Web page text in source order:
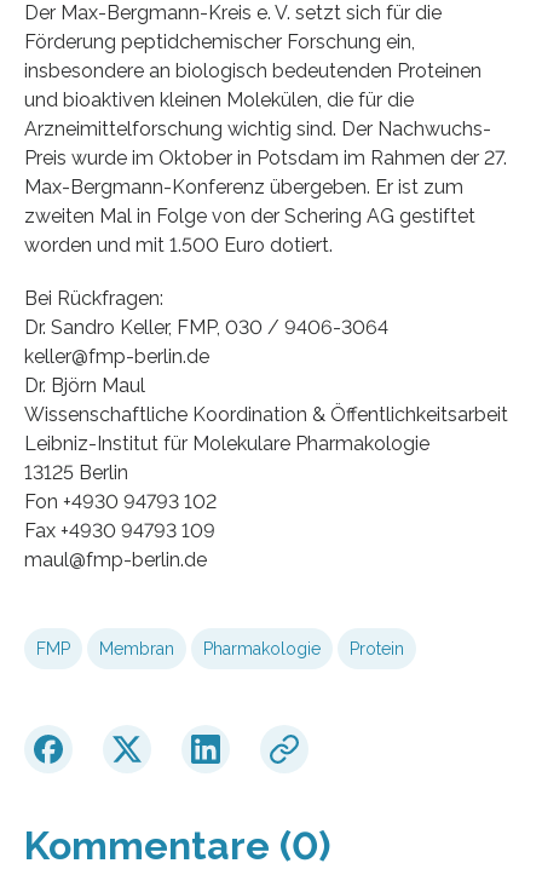
Der Max-Bergmann-Kreis e. V. setzt sich für die
Förderung peptidchemischer Forschung ein,
insbesondere an biologisch bedeutenden Proteinen
und bioaktiven kleinen Molekülen, die für die
Arzneimittelforschung wichtig sind. Der Nachwuchs-
Preis wurde im Oktober in Potsdam im Rahmen der 27.
Max-Bergmann-Konferenz übergeben. Er ist zum
zweiten Mal in Folge von der Schering AG gestiftet
worden und mit 1.500 Euro dotiert.
Bei Rückfragen:
Dr. Sandro Keller, FMP, 030 / 9406-3064
keller@fmp-berlin.de
Dr. Björn Maul
Wissenschaftliche Koordination & Öffentlichkeitsarbeit
Leibniz-Institut für Molekulare Pharmakologie
13125 Berlin
Fon +4930 94793 102
Fax +4930 94793 109
maul@fmp-berlin.de
FMP Membran Pharmakologie Protein
Kommentare (0)